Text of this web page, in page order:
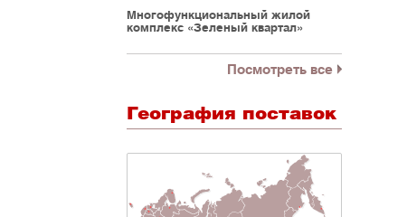
Многофункциональный жилой
комплекс «Зеленый квартал»
Посмотреть все
География поставок